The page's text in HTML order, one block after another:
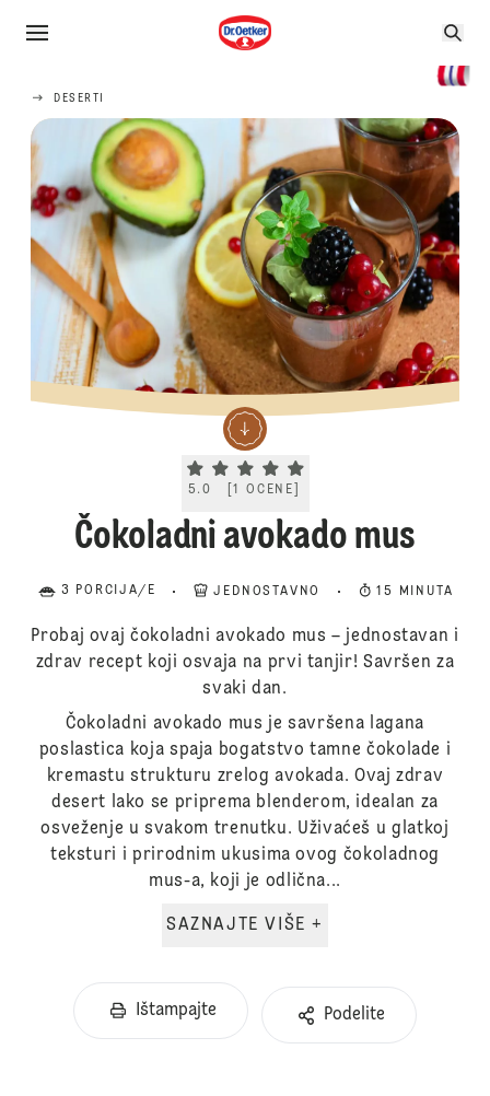
DESERTI
Current rating 5.0. Click to rate.
5.0 [1 OCENE
Čokoladni avokado mus
3 PORCIJA/E JEDNOSTAVNO 15 MINUTA
Probaj ovaj čokoladni avokado mus – jednostavan i
zdrav recept koji osvaja na prvi tanjir! Savršen za
svaki dan.
Čokoladni avokado mus je savršena lagana
poslastica koja spaja bogatstvo tamne čokolade i
kremastu strukturu zrelog avokada. Ovaj zdrav
desert lako se priprema blenderom, idealan za
osveženje u svakom trenutku. Uživaćeš u glatkoj
teksturi i prirodnim ukusima ovog čokoladnog
mus-a, koji je odlična...
SAZNAJTE VIŠE +
Ištampajte Podelite